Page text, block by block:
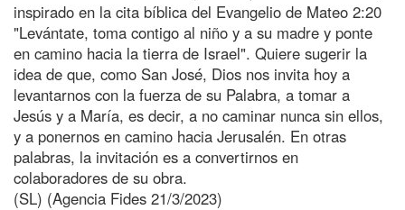
inspirado en la cita bíblica del Evangelio de Mateo 2:20
"Levántate, toma contigo al niño y a su madre y ponte
en camino hacia la tierra de Israel". Quiere sugerir la
idea de que, como San José, Dios nos invita hoy a
levantarnos con la fuerza de su Palabra, a tomar a
Jesús y a María, es decir, a no caminar nunca sin ellos,
y a ponernos en camino hacia Jerusalén. En otras
palabras, la invitación es a convertirnos en
colaboradores de su obra.
(SL) (Agencia Fides 21/3/2023)